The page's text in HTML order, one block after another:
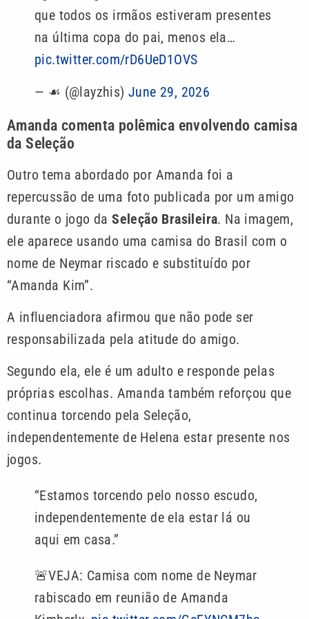
que todos os irmãos estiveram presentes
na última copa do pai, menos ela…
pic.twitter.com/rD6UeD1OVS
— ☙ (@layzhis) June 29, 2026
Amanda comenta polêmica envolvendo camisa
da Seleção
Outro tema abordado por Amanda foi a
repercussão de uma foto publicada por um amigo
durante o jogo daSeleção Brasileira. Na imagem,
ele aparece usando uma camisa do Brasil com o
nome de Neymar riscado e substituído por
“Amanda Kim”.
A influenciadora afirmou que não pode ser
responsabilizada pela atitude do amigo.
Segundo ela, ele é um adulto e responde pelas
próprias escolhas. Amanda também reforçou que
continua torcendo pela Seleção,
independentemente de Helena estar presente nos
jogos.
“Estamos torcendo pelo nosso escudo,
independentemente de ela estar lá ou
aqui em casa.”
🚨VEJA: Camisa com nome de Neymar
rabiscado em reunião de Amanda